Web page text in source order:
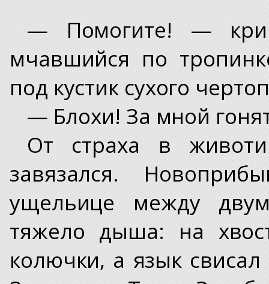
— Помогите! —
мчавшийся по
под кустик сухого
— Блохи! За мной
От страха в
завязался.
ущельице между
тяжело дыша: на
колючки, а язык